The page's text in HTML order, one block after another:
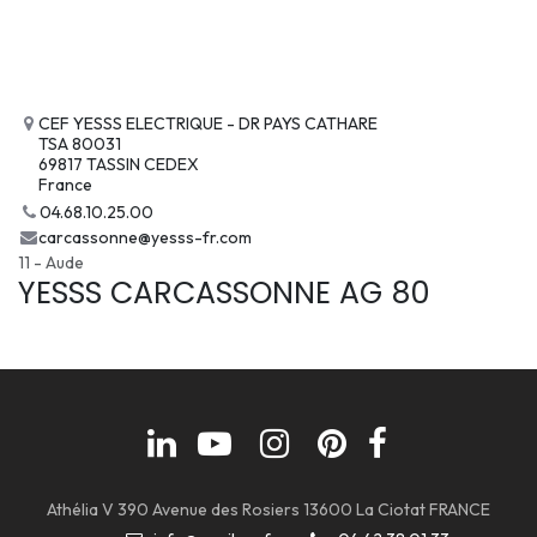
CEF YESSS ELECTRIQUE - DR PAYS CATHARE
TSA 80031
69817 TASSIN CEDEX
France
04.68.10.25.00
carcassonne@yesss-fr.com
11 - Aude
YESSS CARCASSONNE AG 80
Athélia V 390 Avenue des Rosiers 13600 La Ciotat FRANCE